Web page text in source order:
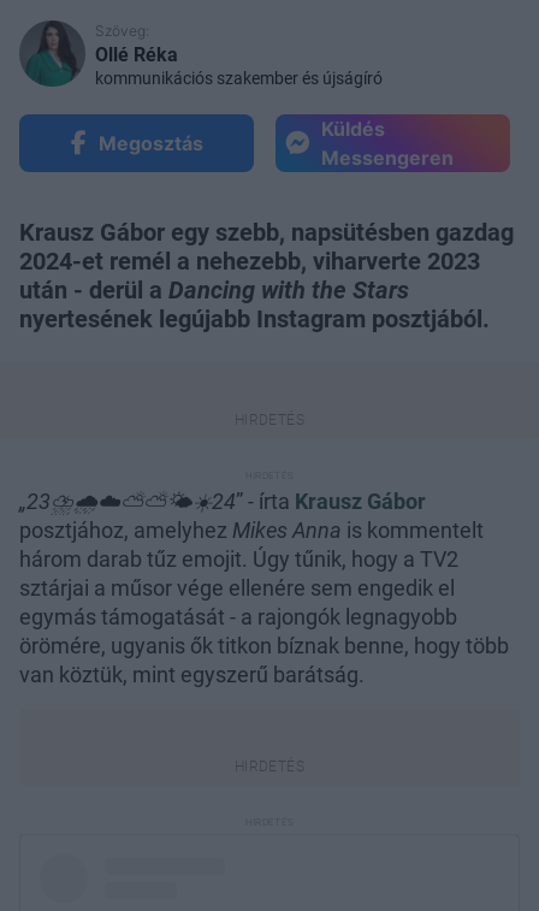
Szöveg:
Ollé Réka
kommunikációs szakember és újságíró
Megosztás
Küldés
Messengeren
Krausz Gábor egy szebb, napsütésben gazdag
2024-et remél a nehezebb, viharverte 2023
után - derül a Dancing with the Stars
nyertesének legújabb Instagram posztjából.
„23⛈️🌧️☁️⛅️⛅️🌤️☀️24”- írta Krausz Gábor
posztjához, amelyhez Mikes Anna is kommentelt
három darab tűz emojit. Úgy tűnik, hogy a TV2
sztárjai a műsor vége ellenére sem engedik el
egymás támogatását - a rajongók legnagyobb
örömére, ugyanis ők titkon bíznak benne, hogy több
van köztük, mint egyszerű barátság.